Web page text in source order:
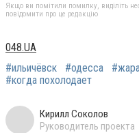
Якщо ви помітили помилку, виділіть
повідомити про це редакцію
048.UA
#ильичёвск
#одесса #жара
#когда похолодает
Кирилл Соколов
Руководитель проекта